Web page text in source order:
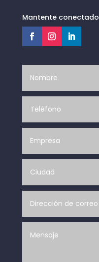
Mantente conectado